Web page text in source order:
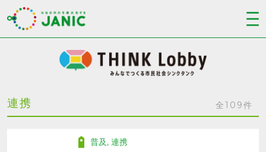
連携 全109件
普及, 連携